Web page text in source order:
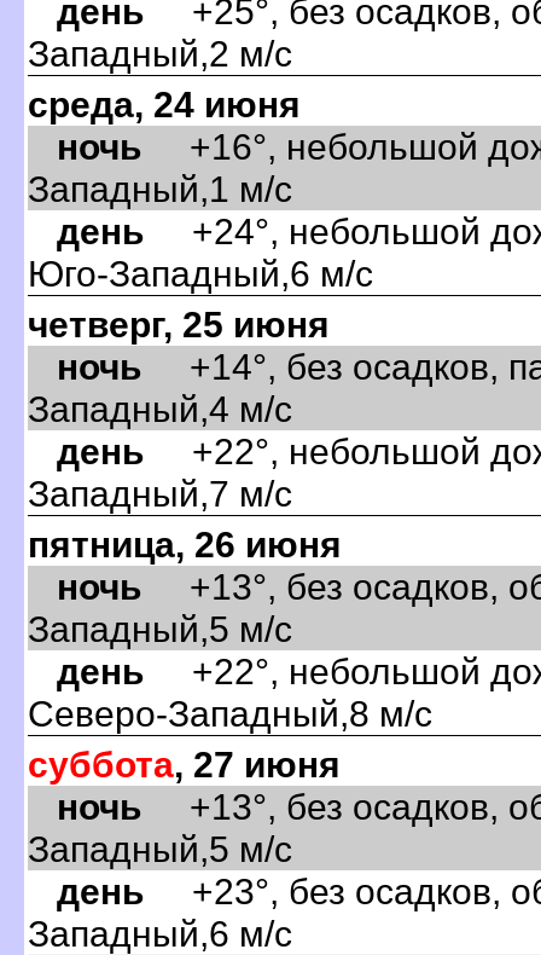
день +25°, без осадков,
Западный,2 м/с
среда, 24 июня
ночь +16°, небольшой
Западный,1 м/с
день +24°, небольшой
Юго-Западный,6 м/с
четверг, 25 июня
ночь +14°, без осадков,
Западный,4 м/с
день +22°, небольшой
Западный,7 м/с
пятница, 26 июня
ночь +13°, без осадков,
Западный,5 м/с
день +22°, небольшой
Северо-Западный,8 м/с
суббота, 27 июня
ночь +13°, без осадков,
Западный,5 м/с
день +23°, без осадков,
Западный,6 м/с